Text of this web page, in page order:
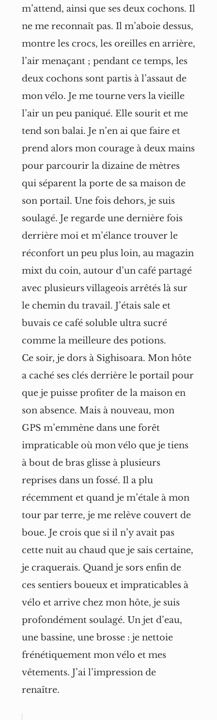
m’attend, ainsi que ses deux cochons. Il
ne me reconnaît pas. Il m’aboie dessus,
montre les crocs, les oreilles en arrière,
l’air menaçant ; pendant ce temps, les
deux cochons sont partis à l’assaut de
mon vélo. Je me tourne vers la vieille
l’air un peu paniqué. Elle sourit et me
tend son balai. Je n’en ai que faire et
prend alors mon courage à deux mains
pour parcourir la dizaine de mètres
qui séparent la porte de sa maison de
son portail. Une fois dehors, je suis
soulagé. Je regarde une dernière fois
derrière moi et m’élance trouver le
réconfort un peu plus loin, au magazin
mixt du coin, autour d’un café partagé
avec plusieurs villageois arrêtés là sur
le chemin du travail. J’étais sale et
buvais ce café soluble ultra sucré
comme la meilleure des potions.
Ce soir, je dors à Sighisoara. Mon hôte
a caché ses clés derrière le portail pour
que je puisse profiter de la maison en
son absence. Mais à nouveau, mon
GPS m’emmène dans une forêt
impraticable où mon vélo que je tiens
à bout de bras glisse à plusieurs
reprises dans un fossé. Il a plu
récemment et quand je m’étale à mon
tour par terre, je me relève couvert de
boue. Je crois que si il n’y avait pas
cette nuit au chaud que je sais certaine,
je craquerais. Quand je sors enfin de
ces sentiers boueux et impraticables à
vélo et arrive chez mon hôte, je suis
profondément soulagé. Un jet d’eau,
une bassine, une brosse : je nettoie
frénétiquement mon vélo et mes
vêtements. J’ai l’impression de
renaître.